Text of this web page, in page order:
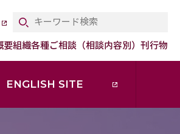
要組織各種ご相談（相談内容別） 刊行物
ENGLISH SITE